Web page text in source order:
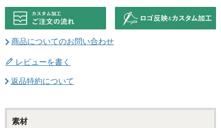
商品についてのお問い合わせ
レビューを書く
返品特約について
素材